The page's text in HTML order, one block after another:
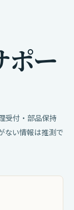
ポー
受付・部品保持
ない情報は推測で